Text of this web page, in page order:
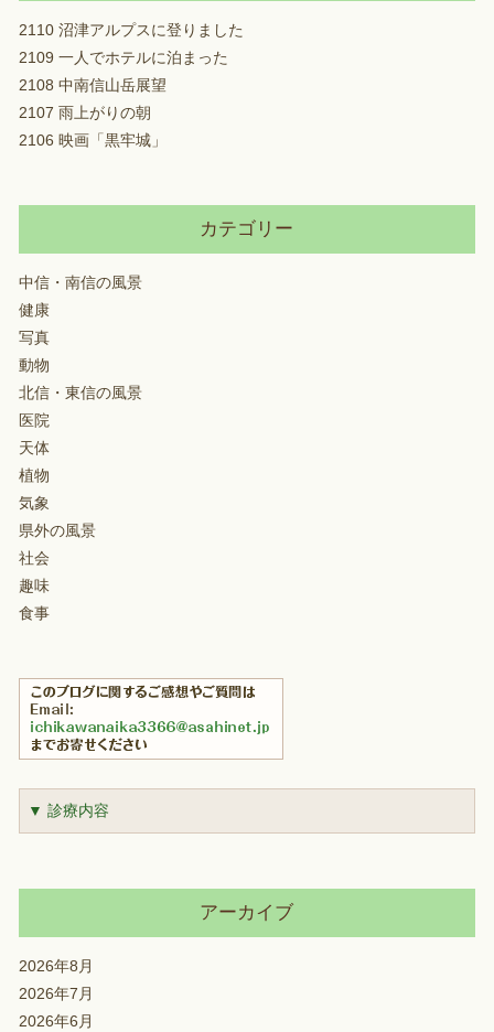
2110 沼津アルプスに登りました
2109 一人でホテルに泊まった
2108 中南信山岳展望
2107 雨上がりの朝
2106 映画「黒牢城」
カテゴリー
中信・南信の風景
健康
写真
動物
北信・東信の風景
医院
天体
植物
気象
県外の風景
社会
趣味
食事
▼ 診療内容
アーカイブ
2026年8月
2026年7月
2026年6月